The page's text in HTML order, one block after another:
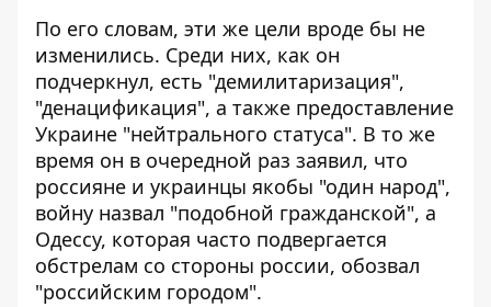
По его словам, эти же цели вроде бы не
изменились. Среди них, как он
подчеркнул, есть "демилитаризация",
"денацификация", а также предоставление
Украине "нейтрального статуса". В то же
время он в очередной раз заявил, что
россияне и украинцы якобы "один народ",
войну назвал "подобной гражданской", а
Одессу, которая часто подвергается
обстрелам со стороны россии, обозвал
"российским городом".